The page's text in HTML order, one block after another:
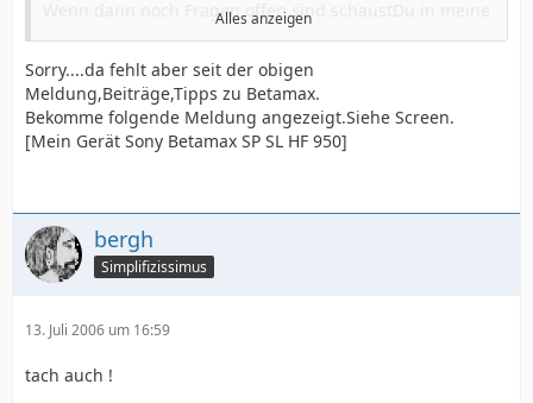
Wenn dann noch Fragen offen sind schaustDu in meine
Signatur =Linksammlung und da alles:
EDV-Tipp
Analoge Schätze ins digitale Zeitalter retten.
VHS digitalisieren
VirtualDub
usw.
Alles anzeigen
Sorry....da fehlt aber seit der obigen
Meldung,Beiträge,Tipps zu Betamax.
Bekomme folgende Meldung angezeigt.Siehe Screen.
[Mein Gerät Sony Betamax SP SL HF 950]
bergh
Simplifizissimus
13. Juli 2006 um 16:59
tach auch !